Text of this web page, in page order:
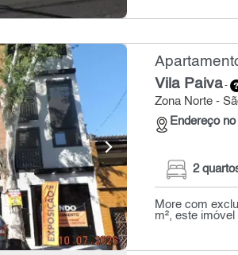
Vila Paiva-
Zona Norte -
Endereço
2
More com
m², este